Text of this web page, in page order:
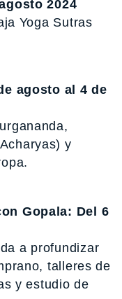
2024
Yoga Sutras
agosto al 4 de
y
Gopala: Del 6
a profundizar
talleres de
y estudio de